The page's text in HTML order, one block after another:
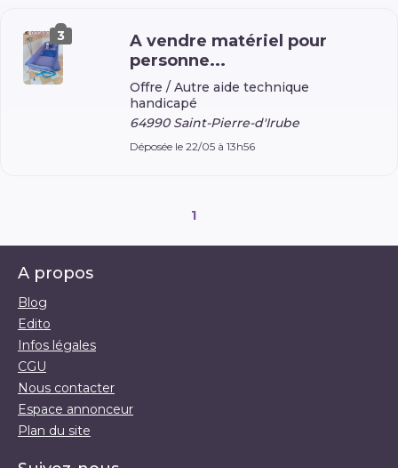
3
A vendre matériel pour
personne...
Offre / Autre aide technique
handicapé
64990 Saint-Pierre-d'Irube
Déposée le 22/05 à 13h56
1
A propos
Blog
Edito
Infos légales
CGU
Nous contacter
Espace annonceur
Plan du site